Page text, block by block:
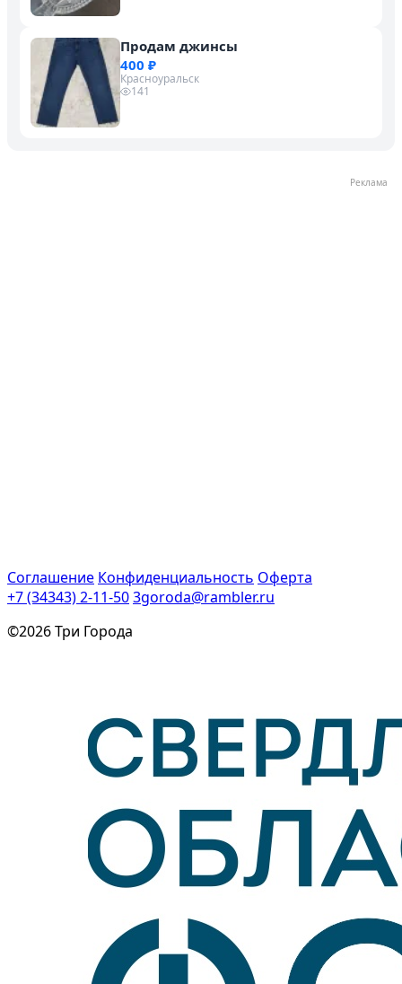
Продам джинсы
400 ₽
Красноуральск
141
Реклама
Соглашение Конфиденциальность Оферта
+7 (34343) 2-11-503goroda@rambler.ru
©2026 Три Города